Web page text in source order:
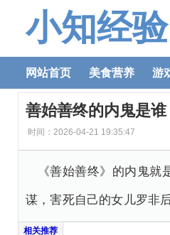
小知经验
网站首页 美食营养 游
善始善终的内鬼是谁
时间：2026-04-21 19:35:47
《善始善终》的内鬼
谋，害死自己的女儿罗非